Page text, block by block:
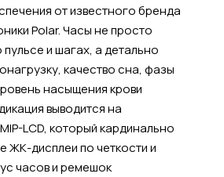
от известного бренда
Polar. Часы не просто
и шагах, а детально
качество сна, фазы
насыщения крови
выводится на
LCD, который кардинально
ЖК-дисплеи по четкости и
часов и ремешок